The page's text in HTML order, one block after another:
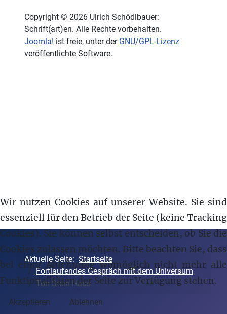
Copyright © 2026 Ulrich Schödlbauer:
Schrift(art)en. Alle Rechte vorbehalten.
Joomla! ist freie, unter der GNU/GPL-Lizenz
veröffentlichte Software.
Aktuelle Seite: Startseite
Fortlaufendes Gespräch mit dem Universum
Ton Stein Haus
Wir nutzen Cookies auf unserer Website. Sie sind
essenziell für den Betrieb der Seite (keine Tracking
Cookies). Sie können selbst entscheiden, ob Sie die
Cookies zulassen möchten. Bitte beachten Sie, dass
bei einer Ablehnung womöglich nicht mehr alle
Funktionalitäten der Seite zur Verfügung stehen.
Akzeptieren Ablehnen